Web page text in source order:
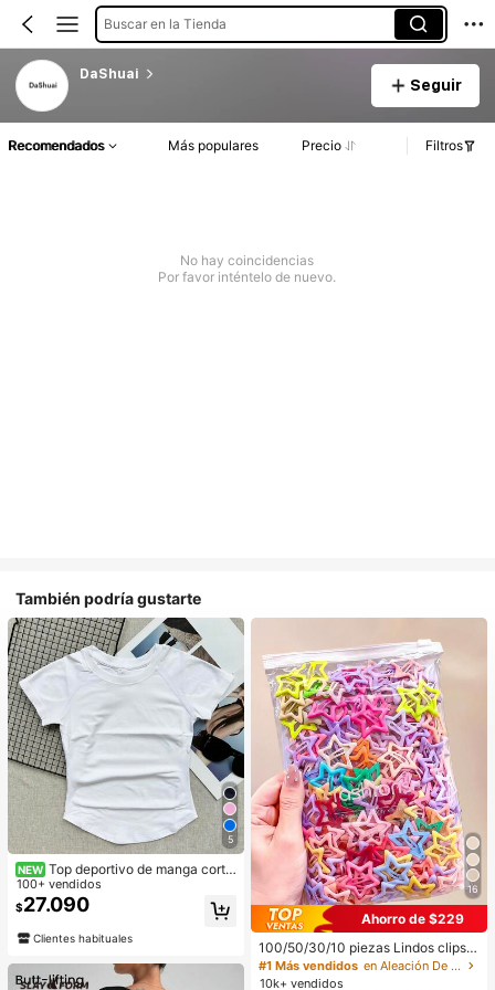
Buscar en la Tienda
DaShuai
Seguir
Recomendados Más populares Precio Filtros
No hay coincidencias
Por favor inténtelo de nuevo.
También podría gustarte
5
NEW Top deportivo de manga corta
para mujer, camiseta de entrenamie
nto para correr, top de fitness y yog
a de verano con cuello redondo y el
ástico
100+ vendidos
$27.090
Clientes habituales
16
Ahorro de $229
100/50/30/10 piezas Lindos clips d
e estrella de cinco puntas estilo Y2
K, clips de cabello coloridos, acces
#1 Más vendidos
en Aleación De Hierro Accesorios para el cabello d
10k+ vendidos